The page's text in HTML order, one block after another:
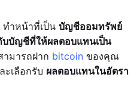
ทำหน้าที่เป็น บัญชีออมทรัพย์
บบัญชีที่ให้ผลตอบแทนเป็น
มารถฝาก bitcoin ของคุณ
เลือกรับ ผลตอบแทนในอัตรา